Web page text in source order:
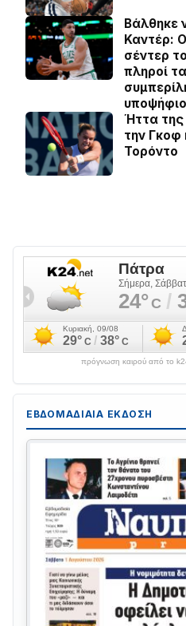
Βάλθηκε
Καντέρ:
σέντερ
πληροί
Ήττα
την Γκοφ
Τορόντο
πρόγνωση καιρού από το